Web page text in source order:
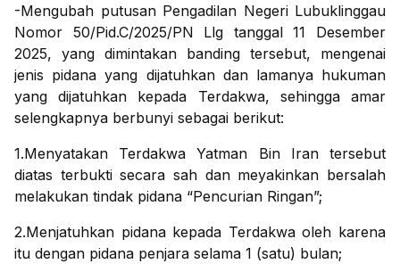
-Mengubah putusan Pengadilan Negeri Lubuklinggau
Nomor 50/Pid.C/2025/PN Llg tanggal 11 Desember
2025, yang dimintakan banding tersebut, mengenai
jenis pidana yang dijatuhkan dan lamanya hukuman
yang dijatuhkan kepada Terdakwa, sehingga amar
selengkapnya berbunyi sebagai berikut:
1.Menyatakan Terdakwa Yatman Bin Iran tersebut
diatas terbukti secara sah dan meyakinkan bersalah
melakukan tindak pidana “Pencurian Ringan”;
2.Menjatuhkan pidana kepada Terdakwa oleh karena
itu dengan pidana penjara selama 1 (satu) bulan;